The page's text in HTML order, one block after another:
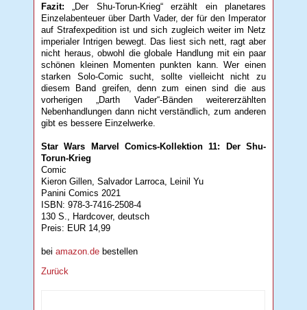
Fazit: „Der Shu-Torun-Krieg“ erzählt ein planetares
Einzelabenteuer über Darth Vader, der für den Imperator
auf Strafexpedition ist und sich zugleich weiter im Netz
imperialer Intrigen bewegt. Das liest sich nett, ragt aber
nicht heraus, obwohl die globale Handlung mit ein paar
schönen kleinen Momenten punkten kann. Wer einen
starken Solo-Comic sucht, sollte vielleicht nicht zu
diesem Band greifen, denn zum einen sind die aus
vorherigen „Darth Vader“-Bänden weitererzählten
Nebenhandlungen dann nicht verständlich, zum anderen
gibt es bessere Einzelwerke.
Star Wars Marvel Comics-Kollektion 11: Der Shu-
Torun-Krieg
Comic
Kieron Gillen, Salvador Larroca, Leinil Yu
Panini Comics 2021
ISBN: 978-3-7416-2508-4
130 S., Hardcover, deutsch
Preis: EUR 14,99
beiamazon.de bestellen
Zurück